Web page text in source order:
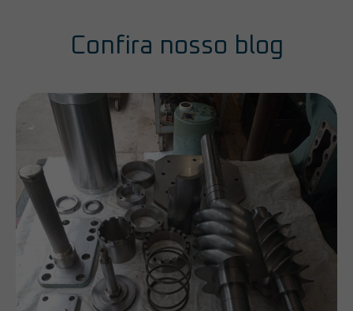
Confira nosso blog